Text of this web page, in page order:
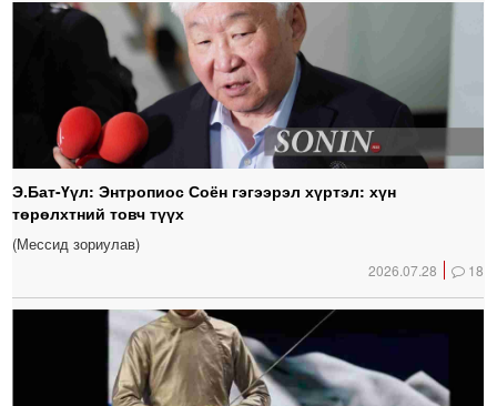
Э.Бат-Үүл: Энтропиос Соён гэгээрэл хүртэл: хүн
төрөлхтний товч түүх
(Мессид зориулав)
2026.07.28 18